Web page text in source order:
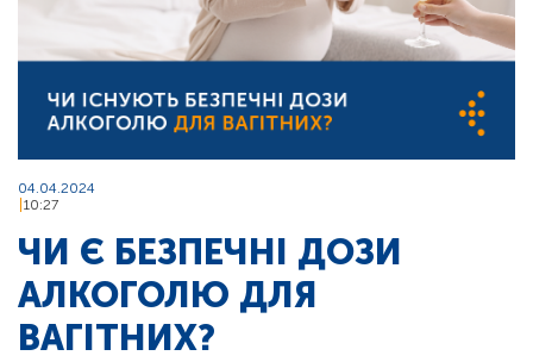
04.04.2024
10:27
ЧИ Є БЕЗПЕЧНІ ДОЗИ
АЛКОГОЛЮ ДЛЯ
ВАГІТНИХ?